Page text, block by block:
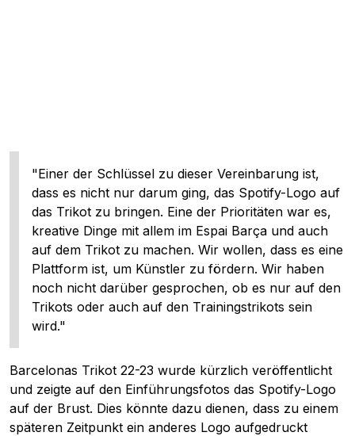
"Einer der Schlüssel zu dieser Vereinbarung ist,
dass es nicht nur darum ging, das Spotify-Logo auf
das Trikot zu bringen. Eine der Prioritäten war es,
kreative Dinge mit allem im Espai Barça und auch
auf dem Trikot zu machen. Wir wollen, dass es eine
Plattform ist, um Künstler zu fördern. Wir haben
noch nicht darüber gesprochen, ob es nur auf den
Trikots oder auch auf den Trainingstrikots sein
wird."
Barcelonas Trikot 22-23 wurde kürzlich veröffentlicht
und zeigte auf den Einführungsfotos das Spotify-Logo
auf der Brust. Dies könnte dazu dienen, dass zu einem
späteren Zeitpunkt ein anderes Logo aufgedruckt